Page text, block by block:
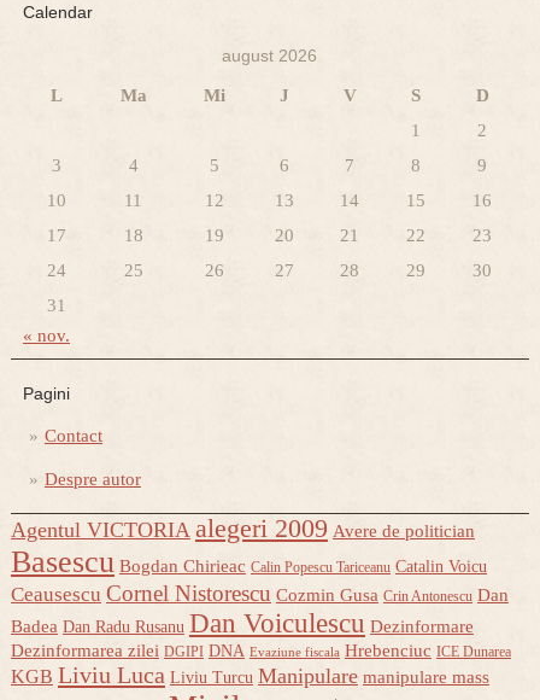
Calendar
august 2026
L Ma Mi J V S
D
1
2
3
4 5 6 7 8
9
10
11 12 13 14 15
16
17
18 19 20 21 22
23
24
25 26 27 28 29
30
31
« nov.
Pagini
Contact
Despre autor
Agentul VICTORIA alegeri 2009 Avere de politician
Basescu Bogdan Chirieac Calin Popescu Tariceanu Catalin Voicu
Ceausescu Cornel Nistorescu Cozmin Gusa Crin Antonescu Dan
Badea Dan Radu Rusanu Dan Voiculescu Dezinformare
Dezinformarea zilei DGIPI DNA Evaziune fiscala Hrebenciuc ICE Dunarea
KGB Liviu Luca Liviu Turcu Manipulare manipulare mass